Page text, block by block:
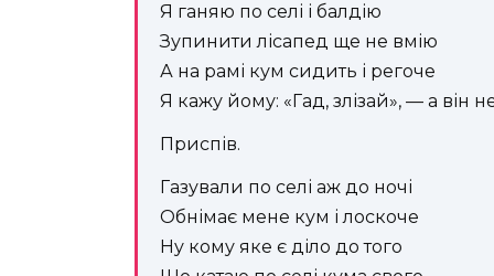
Я ганяю по селі і балдію
Зупинити лісапед ще не вмію
А на рамі кум сидить і регоче
Я кажу йому: «Гад, злізай», — а він
Приспів.
Газували по селі аж до ночі
Обнімає мене кум і лоскоче
Ну кому яке є діло до того